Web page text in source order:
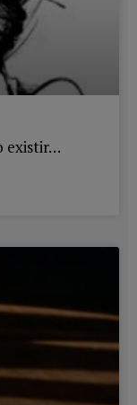
existir…